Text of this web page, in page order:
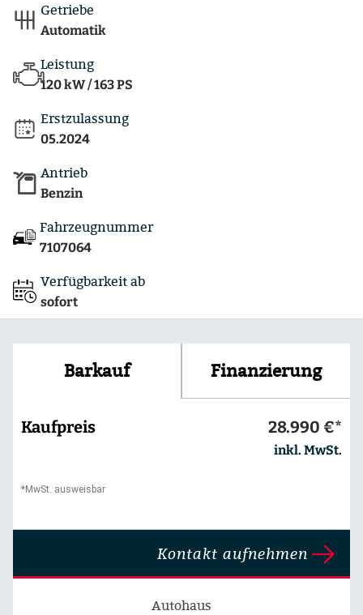
Getriebe
Automatik
Leistung
120 kW / 163 PS
Erstzulassung
05.2024
Antrieb
Benzin
Fahrzeugnummer
7107064
Verfügbarkeit ab
sofort
Barkauf Finanzierung
Kaufpreis 28.990 €*
inkl. MwSt.
*MwSt. ausweisbar
Kontakt aufnehmen
Autohaus